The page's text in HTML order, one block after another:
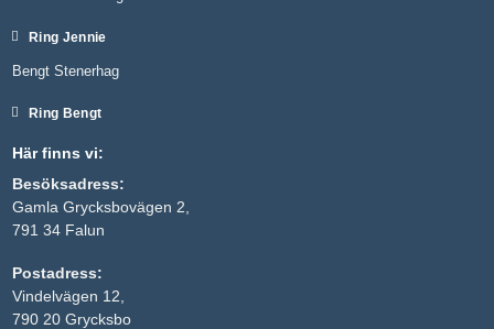
Ring Jennie
Bengt Stenerhag
Ring Bengt
Här finns vi:
Besöksadress:
Gamla Grycksbovägen 2,
791 34 Falun
Postadress:
Vindelvägen 12,
790 20 Grycksbo
hemsidan.
Marknadsföring
Genom att dela
intressen och ditt
beteende när du
chansen att få se
personligt
och erbjudanden.